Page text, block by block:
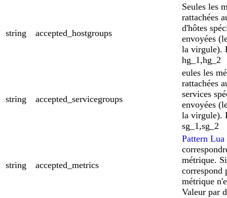
string accepted_hostgroups
Seules les
rattachées
d'hôtes
envoyées
la virgule).
hg_1,hg_2
string accepted_servicegroups
eules les
rattachées
services
envoyées
la virgule).
sg_1,sg_2
string accepted_metrics
Pattern Lua
métrique.
correspond
métrique
Valeur par